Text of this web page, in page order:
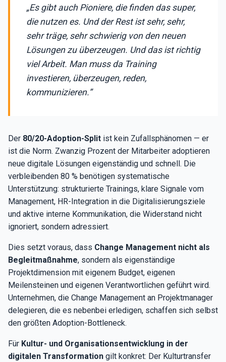
„Es gibt auch Pioniere, die finden das super,
die nutzen es. Und der Rest ist sehr, sehr,
sehr träge, sehr schwierig von den neuen
Lösungen zu überzeugen. Und das ist richtig
viel Arbeit. Man muss da Training
investieren, überzeugen, reden,
kommunizieren.”
Der 80/20-Adoption-Split ist kein Zufallsphänomen — er
ist die Norm. Zwanzig Prozent der Mitarbeiter adoptieren
neue digitale Lösungen eigenständig und schnell. Die
verbleibenden 80 % benötigen systematische
Unterstützung: strukturierte Trainings, klare Signale vom
Management, HR-Integration in die Digitalisierungsziele
und aktive interne Kommunikation, die Widerstand nicht
ignoriert, sondern adressiert.
Dies setzt voraus, dass Change Management nicht als
Begleitmaßnahme, sondern als eigenständige
Projektdimension mit eigenem Budget, eigenen
Meilensteinen und eigenen Verantwortlichen geführt wird.
Unternehmen, die Change Management an Projektmanager
delegieren, die es nebenbei erledigen, schaffen sich selbst
den größten Adoption-Bottleneck.
Für Kultur- und Organisationsentwicklung in der
digitalen Transformation gilt konkret: Der Kulturtransfer